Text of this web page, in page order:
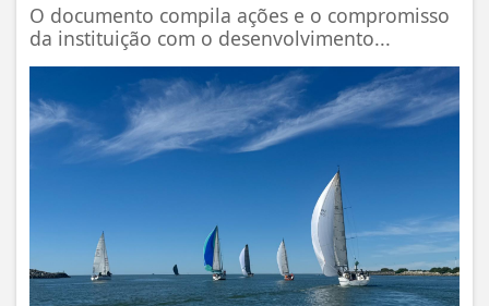
O documento compila ações e o compromisso
da instituição com o desenvolvimento...